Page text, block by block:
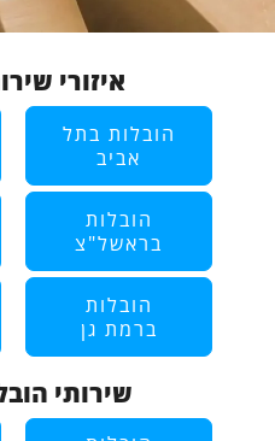
איזורי
הובלות בתל
אביב
הובלות
בראשל"צ
הובלות
ברמת גן
שירותי